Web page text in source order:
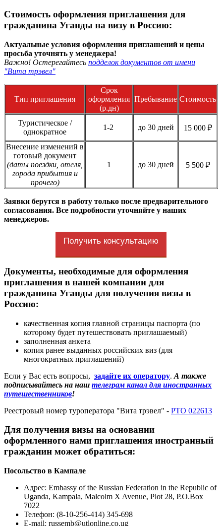
Стоимость оформления приглашения для
гражданина Уганды на визу в Россию:
Актуальные условия оформления приглашений и цены
просьба уточнять у менеджера!
Важно! Остерегайтесь подделок документов от имени
"Вита трэвел"
Тип приглашения
Срок
оформления
(р.дн)
Пребывание Стоимость
Туристическое /
однократное
1-2 до 30 дней 15 000 ₽
Внесение изменений в
готовый документ
(даты поездки, отеля,
города прибытия и
прочего)
1 до 30 дней 5 500 ₽
Заявки берутся в работу только после предварительного
согласования. Все подробности уточняйте у наших
менеджеров.
Получить консультацию
Документы, необходимые для оформления
приглашения в нашей компании для
гражданина Уганды для получения визы в
Россию:
качественная копия главной страницы паспорта (по
которому будет путешествовать приглашаемый)
заполненная анкета
копия ранее выданных российских виз (для
многократных приглашений)
Если у Вас есть вопросы, задайте их оператору. А также
подписывайтесь на наш телеграм канал для иностранных
путешественников!
Реестровый номер туроператора "Вита трэвел" - РТО 022613
Для получения визы на основании
оформленного нами приглашения иностранный
гражданин может обратиться:
Посольство в Кампале
Адрес: Embassy of the Russian Federation in the Republic of
Uganda, Kampala, Malcolm X Avenue, Plot 28, P.O.Box
7022
Телефон: (8-10-256-414) 345-698
E-mail: russemb@utlonline.co.ug